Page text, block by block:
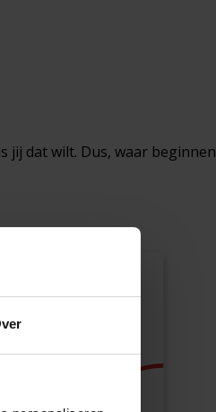
jij dat wilt. Dus, waar beginnen